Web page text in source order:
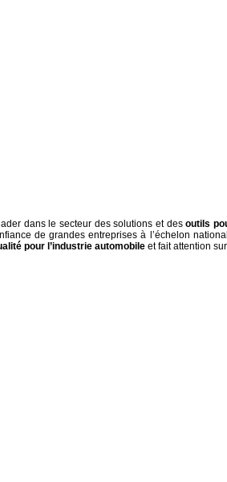
dans le secteur des solutions et desoutils
de grandes entreprises à l’échelon
pour l’industrie automobile et fait attention